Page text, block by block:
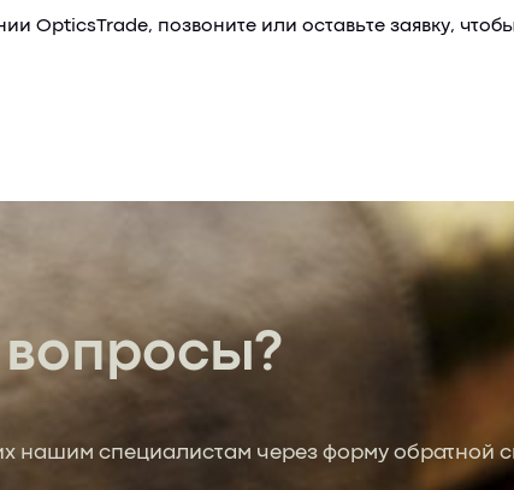
OpticsTrade, позвоните или оставьте заявку,
нашим специалистам через форму обратной